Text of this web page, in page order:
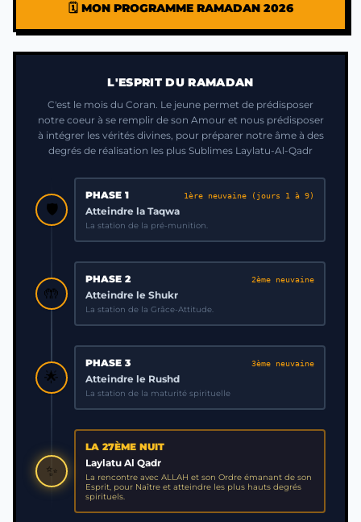
🗓️ MON PROGRAMME RAMADAN 2026
L'ESPRIT DU RAMADAN
C'est le mois du Coran. Le jeune permet de prédisposer
notre coeur à se remplir de son Amour et nous prédisposer
à intégrer les vérités divines, pour préparer notre âme à des
degrés de réalisation les plus Sublimes Laylatu-Al-Qadr
🛡️
PHASE 1 1ère neuvaine (jours 1 à 9)
Atteindre la Taqwa
La station de la pré-munition.
🤲
PHASE 2 2ème neuvaine
Atteindre le Shukr
La station de la Grâce-Attitude.
🌟
PHASE 3 3ème neuvaine
Atteindre le Rushd
La station de la maturité spirituelle
✨
LA 27ÈME NUIT
Laylatu Al Qadr
La rencontre avec ALLAH et son Ordre émanant de son
Esprit, pour Naître et atteindre les plus hauts degrés
spirituels.